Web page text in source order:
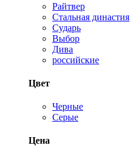
Райтвер
Стальная династия
Сударь
Выбор
Дива
российские
Цвет
Черные
Серые
Цена